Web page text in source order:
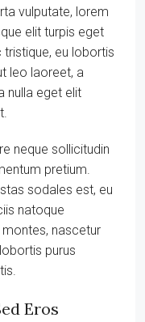
vulputate, lorem
elit turpis eget
eu lobortis
leo laoreet, a
nulla eget elit
neque sollicitudin
pretium.
sodales est, eu
natoque
nascetur
purus
Eros